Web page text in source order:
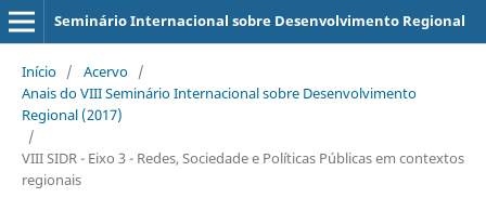
Seminário Internacional sobre Desenvolvimento Regional
Início / Acervo /
Anais do VIII Seminário Internacional sobre Desenvolvimento
Regional (2017)
/
VIII SIDR - Eixo 3 - Redes, Sociedade e Políticas Públicas em contextos
regionais